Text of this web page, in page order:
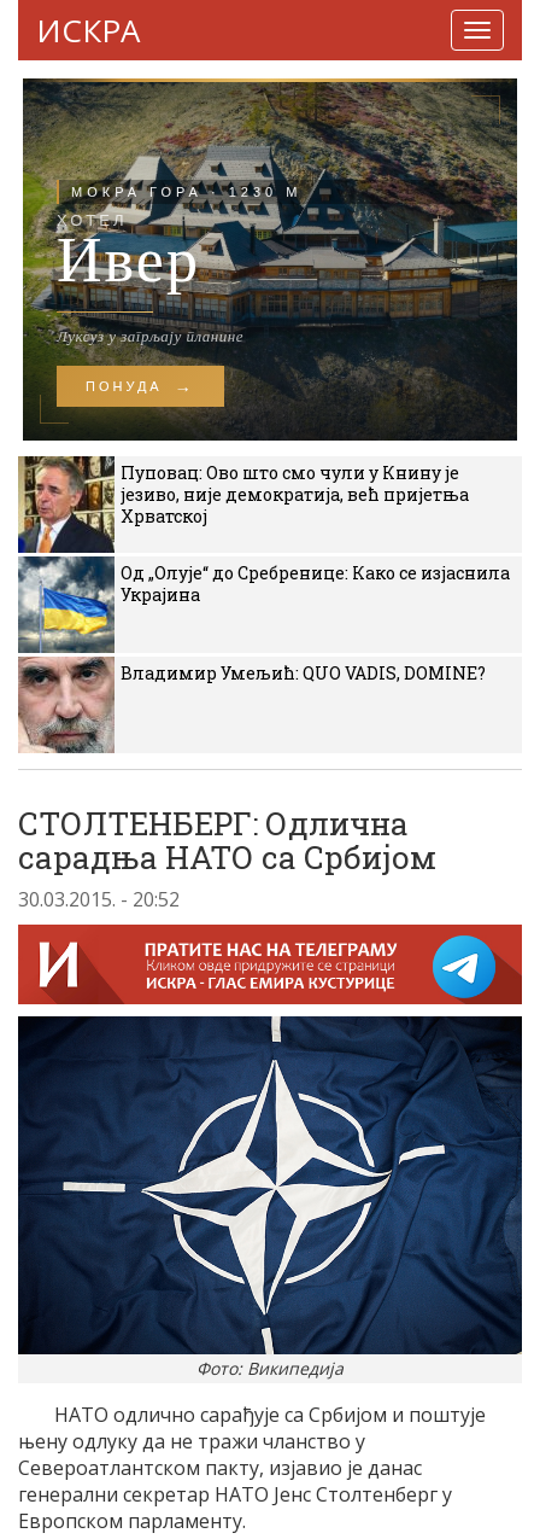
ИСКРА
Пуповац: Ово што смо чули у Книну је
језиво, није демократија, већ пријетња
Хрватској
Од „Олује“ до Сребренице: Како се изјаснила
Украјина
Владимир Умељић: QUO VADIS, DOMINE?
СТОЛТЕНБЕРГ: Одлична
сарадња НАТО са Србијом
30.03.2015. - 20:52
Фото: Википедија
НАТО одлично сарађује са Србијом и поштује
њену одлуку да не тражи чланство у
Североатлантском пакту, изјавио је данас
генерални секретар НАТО Јенс Столтенберг у
Европском парламенту.